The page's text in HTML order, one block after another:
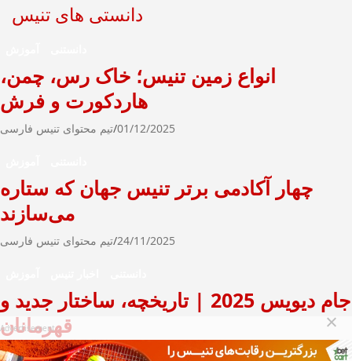
دانستی های تنیس
انواع زمین تنیس؛ خاک رس، چمن،
هاردکورت و فرش
01/12/2025 تیم محتوای تنیس فارسی
چهار آکادمی برتر تنیس جهان که ستاره
می‌سازند
24/11/2025 تیم محتوای تنیس فارسی
جام دیویس 2025 | تاریخچه، ساختار جدید و
قهرمانان
21/07/2025 تیم محتوای تنیس فارسی
Advertisement